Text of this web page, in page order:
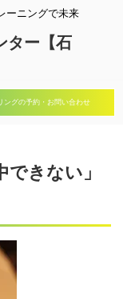
ーニングで未来
ター【石
ングの予約・お問い合わせ
きない」